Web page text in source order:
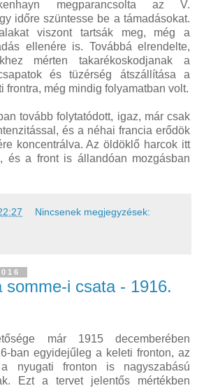
megparancsolta az V.
időre szüntesse be a támadásokat.
viszont tartsák meg, még a
ellenére is. Továbbá elrendelte,
mérten takarékoskodjanak a
és tüzérség átszállítása a
frontra, még mindig folyamatban volt.
tovább folytatódott, igaz, már csak
és a néhai francia erődök
koncentrálva. Az öldöklő harcok itt
és a front is állandóan mozgásban
Nincsenek megjegyzések:
somme-i csata - 1916.
már 1915 decemberében
ban egyidejűleg a keleti fronton, az
nyugati fronton is nagyszabású
Ezt a tervet jelentős mértékben